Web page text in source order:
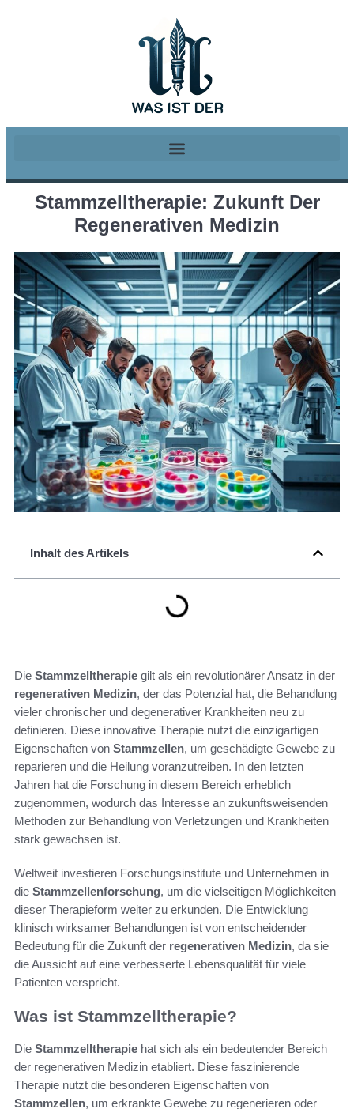
Stammzelltherapie: Zukunft Der
Regenerativen Medizin
Inhalt des Artikels
Die Stammzelltherapie gilt als ein revolutionärer Ansatz in der
regenerativen Medizin, der das Potenzial hat, die Behandlung
vieler chronischer und degenerativer Krankheiten neu zu
definieren. Diese innovative Therapie nutzt die einzigartigen
Eigenschaften von Stammzellen, um geschädigte Gewebe zu
reparieren und die Heilung voranzutreiben. In den letzten
Jahren hat die Forschung in diesem Bereich erheblich
zugenommen, wodurch das Interesse an zukunftsweisenden
Methoden zur Behandlung von Verletzungen und Krankheiten
stark gewachsen ist.
Weltweit investieren Forschungsinstitute und Unternehmen in
die Stammzellenforschung, um die vielseitigen Möglichkeiten
dieser Therapieform weiter zu erkunden. Die Entwicklung
klinisch wirksamer Behandlungen ist von entscheidender
Bedeutung für die Zukunft der regenerativen Medizin, da sie
die Aussicht auf eine verbesserte Lebensqualität für viele
Patienten verspricht.
Was ist Stammzelltherapie?
Die Stammzelltherapie hat sich als ein bedeutender Bereich
der regenerativen Medizin etabliert. Diese faszinierende
Therapie nutzt die besonderen Eigenschaften von
Stammzellen, um erkrankte Gewebe zu regenerieren oder